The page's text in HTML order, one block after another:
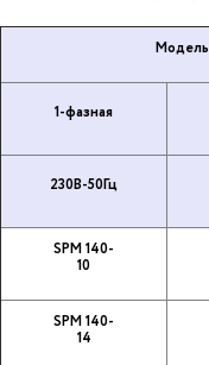
Модель
1-фазная
230В-50Гц
SPM 140-
10
SPM 140-
14